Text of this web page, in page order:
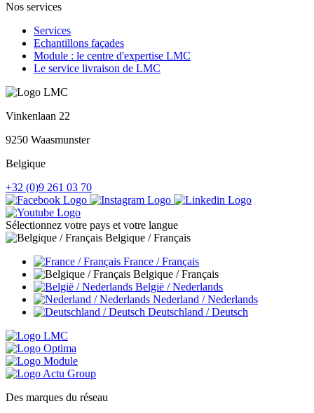
Nos services
Services
Echantillons façades
Module : le centre d'expertise LMC
Le service livraison de LMC
Vinkenlaan 22
9250 Waasmunster
Belgique
+32 (0)9 261 03 70
Sélectionnez votre pays et votre langue
Belgique / Français
France / Français
Belgique / Français
België / Nederlands
Nederland / Nederlands
Deutschland / Deutsch
Des marques du réseau